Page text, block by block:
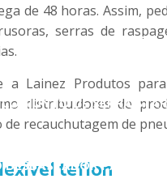
DE RASPA STAR 3
CONJUNTO DE SERRA
DESBASTADOR P/ TORNO
de 48 horas. Assim,
serras de
Lainez Produtos para
distribuidores de
recauchutagem de
teflon